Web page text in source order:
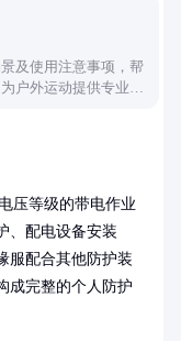
及使用注意事项，帮
户外运动提供专业装
压等级的带电作业
、配电设备安装
服配合其他防护装
成完整的个人防护